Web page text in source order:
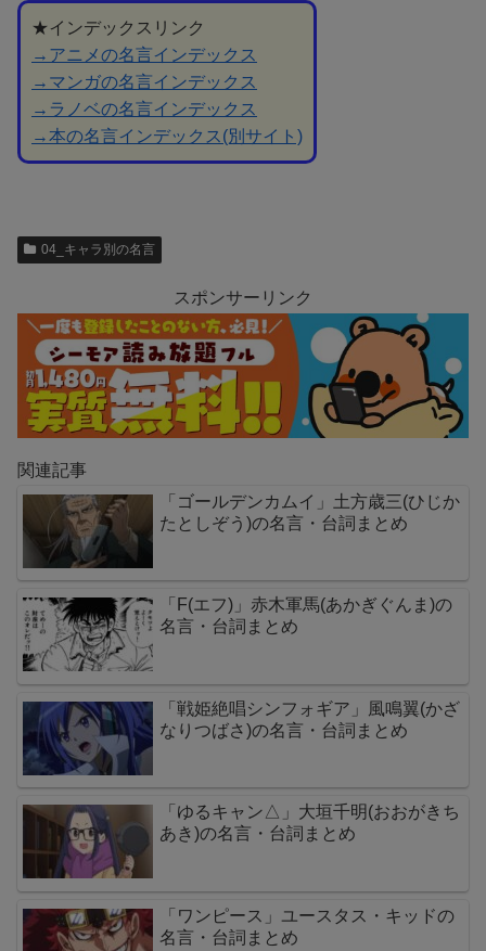
★インデックスリンク
→アニメの名言インデックス
→マンガの名言インデックス
→ラノベの名言インデックス
→本の名言インデックス(別サイト)
04_キャラ別の名言
スポンサーリンク
関連記事
「ゴールデンカムイ」土方歳三(ひじか
たとしぞう)の名言・台詞まとめ
「F(エフ)」赤木軍馬(あかぎぐんま)の
名言・台詞まとめ
「戦姫絶唱シンフォギア」風鳴翼(かざ
なりつばさ)の名言・台詞まとめ
「ゆるキャン△」大垣千明(おおがきち
あき)の名言・台詞まとめ
「ワンピース」ユースタス・キッドの
名言・台詞まとめ